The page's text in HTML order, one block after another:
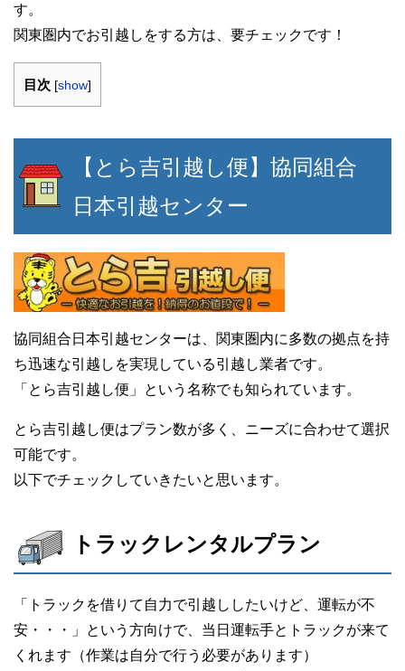
す。
関東圏内でお引越しをする方は、要チェックです！
目次 [show]
【とら吉引越し便】協同組合
日本引越センター
協同組合日本引越センターは、関東圏内に多数の拠点を持
ち迅速な引越しを実現している引越し業者です。
「とら吉引越し便」という名称でも知られています。
とら吉引越し便はプラン数が多く、ニーズに合わせて選択
可能です。
以下でチェックしていきたいと思います。
トラックレンタルプラン
「トラックを借りて自力で引越ししたいけど、運転が不
安・・・」という方向けで、当日運転手とトラックが来て
くれます（作業は自分で行う必要があります）